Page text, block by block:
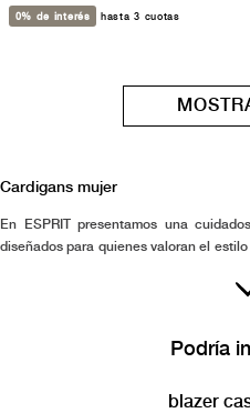
0% de interés hasta 3 cuotas
Cardigans mujer
En ESPRIT presentamos una
diseñados para quienes valoran el
versátiles que se adapten a
personal sin esfuerzo. Enfocados en el
trascender modas pasajeras y
Podría
blazer